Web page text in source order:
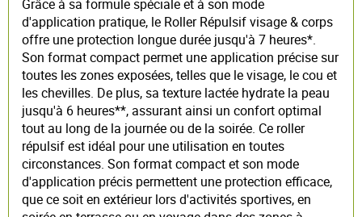
Grâce à sa formule spéciale et à son mode
d'application pratique, le Roller Répulsif visage & corps
offre une protection longue durée jusqu'à 7 heures*.
Son format compact permet une application précise sur
toutes les zones exposées, telles que le visage, le cou et
les chevilles. De plus, sa texture lactée hydrate la peau
jusqu'à 6 heures**, assurant ainsi un confort optimal
tout au long de la journée ou de la soirée. Ce roller
répulsif est idéal pour une utilisation en toutes
circonstances. Son format compact et son mode
d'application précis permettent une protection efficace,
que ce soit en extérieur lors d'activités sportives, en